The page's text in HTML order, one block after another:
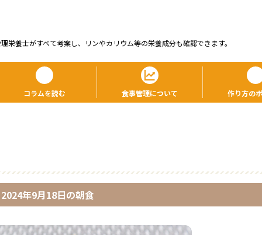
栄養⼠がすべて考案し、リンやカリウム等の栄養成分も確認できます。
コラムを読む 食事管理について 作り方の
2024年9月18日の朝食